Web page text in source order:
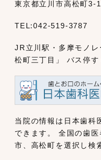
東京都立川市高松町3-
TEL:042-519-3787
JR立川駅・多摩モノレ
松町三丁目」 バス停す
当院の情報は日本歯科
できます。
全国の歯
市、 高松町を選択し検